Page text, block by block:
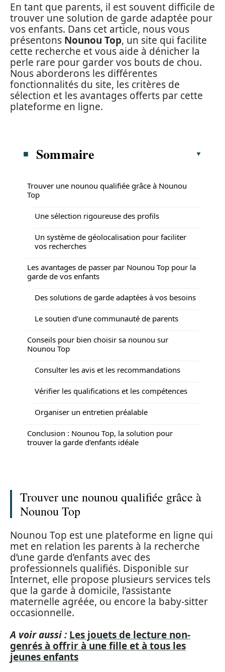
En tant que parents, il est souvent difficile de
trouver une solution de garde adaptée pour
vos enfants. Dans cet article, nous vous
présentons Nounou Top, un site qui facilite
cette recherche et vous aide à dénicher la
perle rare pour garder vos bouts de chou.
Nous aborderons les différentes
fonctionnalités du site, les critères de
sélection et les avantages offerts par cette
plateforme en ligne.
Sommaire
Trouver une nounou qualifiée grâce à Nounou
Top
Une sélection rigoureuse des profils
Un système de géolocalisation pour faciliter
vos recherches
Les avantages de passer par Nounou Top pour la
garde de vos enfants
Des solutions de garde adaptées à vos besoins
Le soutien d’une communauté de parents
Conseils pour bien choisir sa nounou sur
Nounou Top
Consulter les avis et les recommandations
Vérifier les qualifications et les compétences
Organiser un entretien préalable
Conclusion : Nounou Top, la solution pour
trouver la garde d’enfants idéale
Trouver une nounou qualifiée grâce à
Nounou Top
Nounou Top est une plateforme en ligne qui
met en relation les parents à la recherche
d’une garde d’enfants avec des
professionnels qualifiés. Disponible sur
Internet, elle propose plusieurs services tels
que la garde à domicile, l’assistante
maternelle agréée, ou encore la baby-sitter
occasionnelle.
A voir aussi : Les jouets de lecture non-
genrés à offrir à une fille et à tous les
jeunes enfants